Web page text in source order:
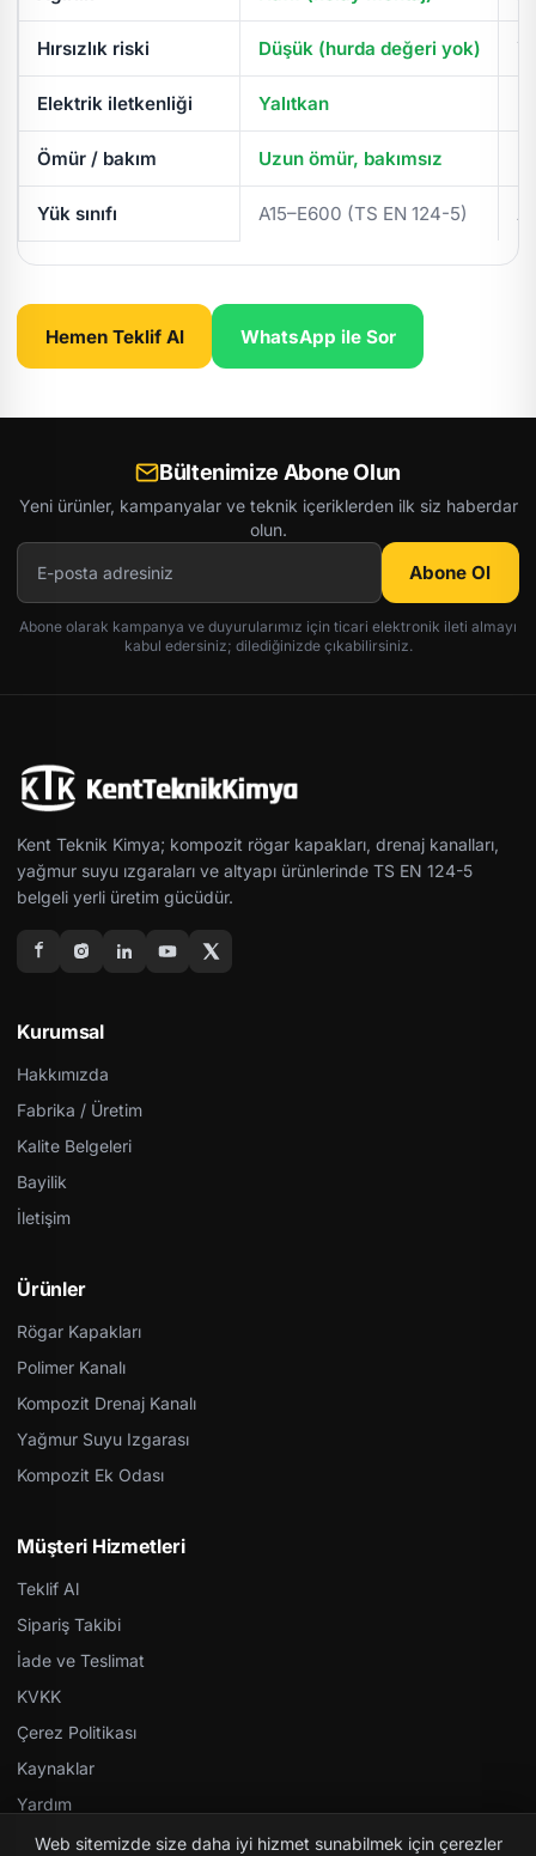
Hırsızlık riski Düşük (hurda değeri yok)
Elektrik iletkenliği Yalıtkan
Ömür / bakım Uzun ömür, bakımsız
Yük sınıfı A15–E600 (TS EN 124-5)
Hemen Teklif Al WhatsApp ile Sor
Bültenimize Abone Olun
Yeni ürünler, kampanyalar ve teknik içeriklerden ilk siz haberdar
olun.
Abone Ol
Abone olarak kampanya ve duyurularımız için ticari elektronik ileti almayı
kabul edersiniz; dilediğinizde çıkabilirsiniz.
Kent Teknik Kimya; kompozit rögar kapakları, drenaj kanalları,
yağmur suyu ızgaraları ve altyapı ürünlerinde TS EN 124-5
belgeli yerli üretim gücüdür.
Kurumsal
Hakkımızda
Fabrika / Üretim
Kalite Belgeleri
Bayilik
İletişim
Ürünler
Rögar Kapakları
Polimer Kanalı
Kompozit Drenaj Kanalı
Yağmur Suyu Izgarası
Kompozit Ek Odası
Müşteri Hizmetleri
Teklif Al
Sipariş Takibi
İade ve Teslimat
KVKK
Çerez Politikası
Kaynaklar
Yardım
Web sitemizde size daha iyi hizmet sunabilmek için çerezler